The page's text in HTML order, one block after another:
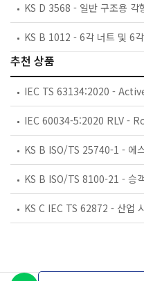
KS D 3568 - 일반 구조용 각
KS B 1012 - 6각 너트 및 6
추천 상품